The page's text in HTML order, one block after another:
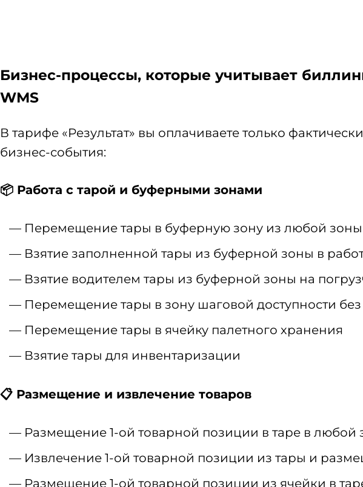
Бизнес-процессы, которые учитывает
WMS
В тарифе «Результат» вы оплачиваете только
бизнес-события:
📦 Работа с тарой и буферными зонами
Перемещение тары в буферную зону из любой зоны
Взятие заполненной тары из буферной зоны в
Взятие водителем тары из буферной зоны на
Перемещение тары в зону шаговой доступности без
Перемещение тары в ячейку палетного хранения
Взятие тары для инвентаризации
📋 Размещение и извлечение товаров
Размещение 1-ой товарной позиции в таре в любой
Извлечение 1-ой товарной позиции из тары и
Размещение 1-ой товарной позиции из ячейки в